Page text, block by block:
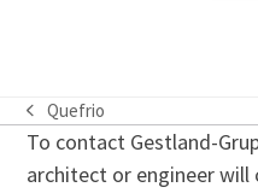
previous
post:
Quefrio
To contact Gestland-
architect or engineer will